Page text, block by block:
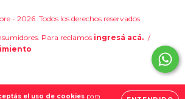
el uso de cookies para
- 2026. Todos los derechos reservados.
Para reclamos ingresá acá. /